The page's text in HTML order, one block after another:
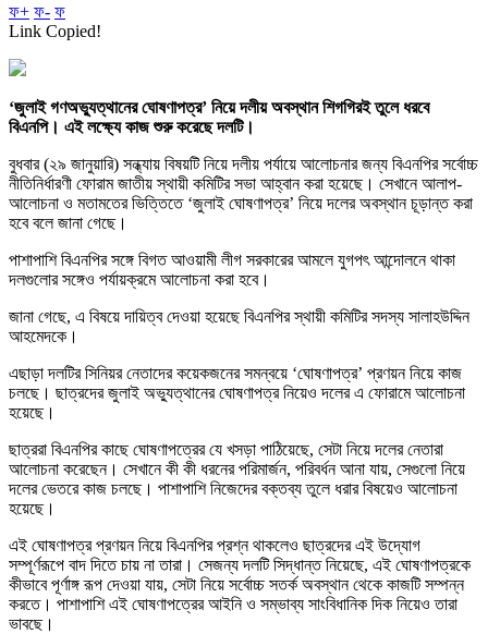
ফ+ ফ- ফ
Link Copied!
‘জুলাই গণঅভ্যুত্থানের ঘোষণাপত্র’ নিয়ে দলীয় অবস্থান শিগগিরই তুলে ধরবে
বিএনপি। এই লক্ষ্যে কাজ শুরু করেছে দলটি।
বুধবার (২৯ জানুয়ারি) সন্ধ্যায় বিষয়টি নিয়ে দলীয় পর্যায়ে আলোচনার জন্য বিএনপির সর্বোচ্চ
নীতিনির্ধারণী ফোরাম জাতীয় স্থায়ী কমিটির সভা আহ্বান করা হয়েছে। সেখানে আলাপ-
আলোচনা ও মতামতের ভিত্তিতে ‘জুলাই ঘোষণাপত্র’ নিয়ে দলের অবস্থান চূড়ান্ত করা
হবে বলে জানা গেছে।
পাশাপাশি বিএনপির সঙ্গে বিগত আওয়ামী লীগ সরকারের আমলে যুগপৎ আন্দোলনে থাকা
দলগুলোর সঙ্গেও পর্যায়ক্রমে আলোচনা করা হবে।
জানা গেছে, এ বিষয়ে দায়িত্ব দেওয়া হয়েছে বিএনপির স্থায়ী কমিটির সদস্য সালাহউদ্দিন
আহমেদকে।
এছাড়া দলটির সিনিয়র নেতাদের কয়েকজনের সমন্বয়ে ‘ঘোষণাপত্র’ প্রণয়ন নিয়ে কাজ
চলছে। ছাত্রদের জুলাই অভ্যুত্থানের ঘোষণাপত্র নিয়েও দলের এ ফোরামে আলোচনা
হয়েছে।
ছাত্ররা বিএনপির কাছে ঘোষণাপত্রের যে খসড়া পাঠিয়েছে, সেটা নিয়ে দলের নেতারা
আলোচনা করেছেন। সেখানে কী কী ধরনের পরিমার্জন, পরিবর্ধন আনা যায়, সেগুলো নিয়ে
দলের ভেতরে কাজ চলছে। পাশাপাশি নিজেদের বক্তব্য তুলে ধরার বিষয়েও আলোচনা
হয়েছে।
এই ঘোষণাপত্র প্রণয়ন নিয়ে বিএনপির প্রশ্ন থাকলেও ছাত্রদের এই উদ্যোগ
সম্পূর্ণরূপে বাদ দিতে চায় না তারা। সেজন্য দলটি সিদ্ধান্ত নিয়েছে, এই ঘোষণাপত্রকে
কীভাবে পূর্ণাঙ্গ রূপ দেওয়া যায়, সেটা নিয়ে সর্বোচ্চ সতর্ক অবস্থান থেকে কাজটি সম্পন্ন
করতে। পাশাপাশি এই ঘোষণাপত্রের আইনি ও সম্ভাব্য সাংবিধানিক দিক নিয়েও তারা
ভাবছে।